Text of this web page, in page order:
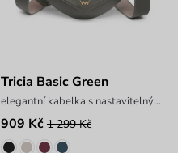
Tricia Basic Green
elegantní kabelka s nastavitelným popruhem
909 Kč 1 299 Kč